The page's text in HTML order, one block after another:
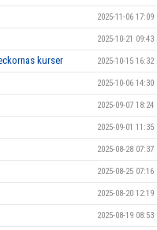
2025-11-06 17:09
2025-10-21 09:43
kurser 2025-10-15 16:32
2025-10-06 14:30
2025-09-07 18:24
2025-09-01 11:35
2025-08-28 07:37
2025-08-25 07:16
2025-08-20 12:19
2025-08-19 08:53